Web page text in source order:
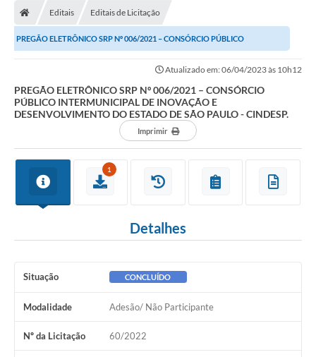
Secretarias
Transparência Pública
Carta de Serviços
Turismo
Agenda
Cavernas do Peruaçu
Galeria de Fotos
Editais Editais de Licitação
PREGÃO ELETRÔNICO SRP Nº 006/2021 – CONSÓRCIO PÚBLICO
INTERMUNICIPAL DE INOVAÇÃO E DESENVOLVIMENTO DO ESTADO...
Atualizado em: 06/04/2023 às 10h12
PREGÃO ELETRÔNICO SRP Nº 006/2021 – CONSÓRCIO
PÚBLICO INTERMUNICIPAL DE INOVAÇÃO E
DESENVOLVIMENTO DO ESTADO DE SÃO PAULO - CINDESP.
Imprimir
1
Detalhes
Situação CONCLUÍDO
Modalidade Adesão/ Não Participante
Nº da Licitação 60/2022